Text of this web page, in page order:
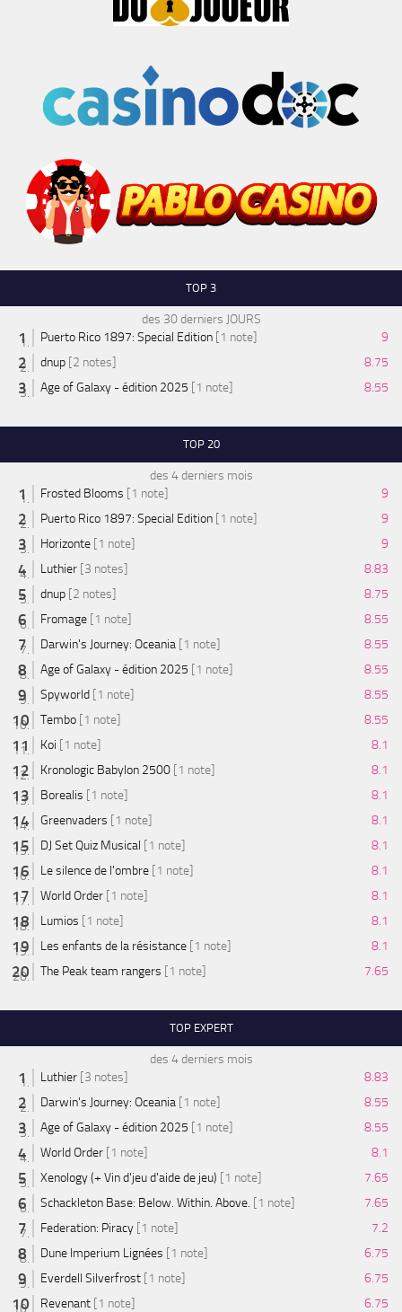
TOP 3
des 30 derniers JOURS
Puerto Rico 1897: Special Edition [1 note]
9
dnup [2 notes]
8.75
Age of Galaxy - édition 2025 [1 note] 8.55
TOP 20
des 4 derniers mois
Frosted Blooms [1 note]
9
Puerto Rico 1897: Special Edition [1 note]
9
Horizonte [1 note]
9
Luthier [3 notes]
8.83
dnup [2 notes]
8.75
Fromage [1 note]
8.55
Darwin's Journey: Oceania [1 note]
8.55
Age of Galaxy - édition 2025 [1 note]
8.55
Spyworld [1 note]
8.55
Tembo [1 note]
8.55
Koi [1 note]
8.1
Kronologic Babylon 2500 [1 note]
8.1
Borealis [1 note]
8.1
Greenvaders [1 note]
8.1
DJ Set Quiz Musical [1 note]
8.1
Le silence de l'ombre [1 note]
8.1
World Order [1 note]
8.1
Lumios [1 note]
8.1
Les enfants de la résistance [1 note]
8.1
The Peak team rangers [1 note] 7.65
TOP EXPERT
des 4 derniers mois
Luthier [3 notes]
8.83
Darwin's Journey: Oceania [1 note]
8.55
Age of Galaxy - édition 2025 [1 note]
8.55
World Order [1 note]
8.1
Xenology (+ Vin d'jeu d'aide de jeu) [1 note]
7.65
Schackleton Base: Below. Within. Above. [1 note]
7.65
Federation: Piracy [1 note]
7.2
Dune Imperium Lignées [1 note]
6.75
Everdell Silverfrost [1 note]
6.75
Revenant [1 note] 6.75